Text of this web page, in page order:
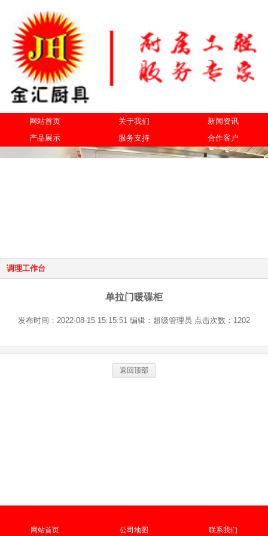
网站首页 关于我们
新闻资讯
产品展示
服务支持 合作客户
调理工作台
单拉门暖碟柜
发布时间：2022-08-15 15:15:51 编辑：超级管理员 点击次数：1202
返回顶部
网站首页 公司地图 联系我们